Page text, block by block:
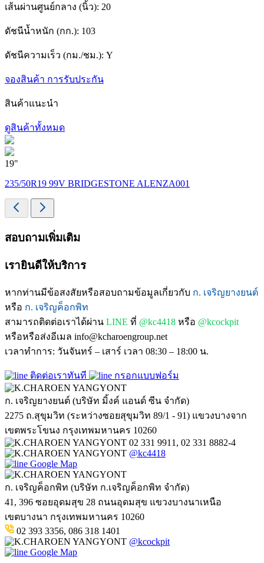
เส้นผ่านศูนย์กลาง (นิ้ว): 20
ดัชนีน้ำหนัก (กก.): 103
ดัชนีความเร็ว (กม./ชม.): Y
จองสินค้า การรับประกัน
สินค้าแนะนำ
ดูสินค้าทั้งหมด
19"
235/50R19 99V BRIDGESTONE ALENZA001
สอบถามเพิ่มเติม
เรายินดีให้บริการ
หากท่านมีข้อสงสัยหรือสอบถามข้อมูลเกี่ยวกับ ก. เจริญยางยนต์
หรือ ก. เจริญค็อกพิท
สามารถติดต่อเราได้ผ่าน LINE ที่ @kc4418 หรือ @kcockpit
หรือหรือส่งอีเมล info@kcharoengroup.net
เวลาทำการ: วันจันทร์ – เสาร์ เวลา 08:30 – 18:00 น.
ติดต่อเราทันที กรอกแบบฟอร์ม
ก. เจริญยางยนต์ (บริษัท มิ้งค์ แอนด์ ซีน จำกัด)
2275 ถ.สุขุมวิท (ระหว่างซอยสุขุมวิท 89/1 - 91) แขวงบางจาก
เขตพระโขนง กรุงเทพมหานคร 10260
02 331 9911, 02 331 8882-4
@kc4418
Google Map
ก. เจริญค็อกพิท (บริษัท ก.เจริญค็อกพิท จำกัด)
41, 396 ซอยอุดมสุข 28 ถนนอุดมสุข แขวงบางนาเหนือ
เขตบางนา กรุงเทพมหานคร 10260
02 393 3356, 086 318 1401
@kcockpit
Google Map